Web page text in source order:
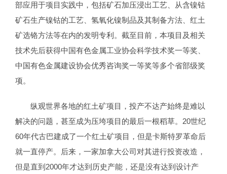
部应用于项目实践中，包括矿石加压浸出工艺、从含镍钴
矿石生产镍钴的工艺、氢氧化镍制品及其制备方法、红土
矿选铬方法等在内的发明专利。截至目前，本项目及相关
技术先后获得中国有色金属工业协会科学技术奖一等奖、
中国有色金属建设协会优秀咨询奖一等奖等多个省部级奖
项。
纵观世界各地的红土矿项目，投产不达产始终是难以
解决的问题，甚至成为压垮项目的最后一根稻草。20世纪
60年代古巴建成了一个红土矿项目，但是卡斯特罗革命后
就一直停产。后来，一家加拿大公司对其进行投资改造，
但是直到2000年才达到历史产能，还是没有达到设计产